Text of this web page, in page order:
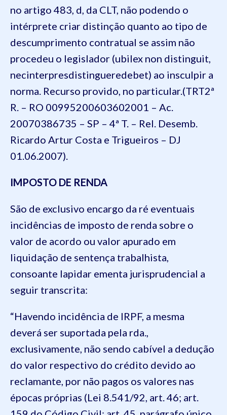
no artigo 483, d, da CLT, não podendo o
intérprete criar distinção quanto ao tipo de
descumprimento contratual se assim não
procedeu o legislador (ubilex non distinguit,
necinterpresdistingueredebet) ao insculpir a
norma. Recurso provido, no particular.(TRT2ª
R. – RO 00995200603602001 – Ac.
20070386735 – SP – 4ª T. – Rel. Desemb.
Ricardo Artur Costa e Trigueiros – DJ
01.06.2007).
IMPOSTO DE RENDA
São de exclusivo encargo da ré eventuais
incidências de imposto de renda sobre o
valor de acordo ou valor apurado em
liquidação de sentença trabalhista,
consoante lapidar ementa jurisprudencial a
seguir transcrita:
“Havendo incidência de IRPF, a mesma
deverá ser suportada pela rda.,
exclusivamente, não sendo cabível a dedução
do valor respectivo do crédito devido ao
reclamante, por não pagos os valores nas
épocas próprias (Lei 8.541/92, art. 46; art.